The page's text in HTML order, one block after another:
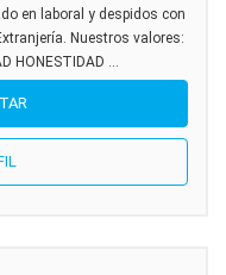
en laboral y despidos con
Nuestros valores:
HONESTIDAD ...